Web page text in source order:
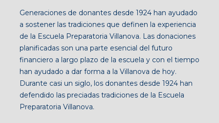
Generaciones de donantes desde 1924 han ayudado
a sostener las tradiciones que definen la experiencia
de la Escuela Preparatoria Villanova. Las donaciones
planificadas son una parte esencial del futuro
financiero a largo plazo de la escuela y con el tiempo
han ayudado a dar forma a la Villanova de hoy.
Durante casi un siglo, los donantes desde 1924 han
defendido las preciadas tradiciones de la Escuela
Preparatoria Villanova.